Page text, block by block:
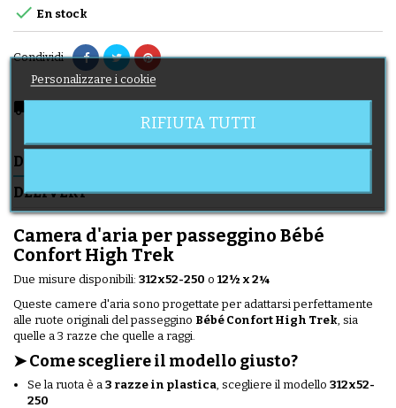
 En stock
Condividi
local_shipping
DESCRIZIONE
DELIVERY
Camera d'aria per passeggino Bébé
Confort High Trek
Due misure disponibili: 312x52-250 o 12½ x 2¼
Queste camere d'aria sono progettate per adattarsi perfettamente
alle ruote originali del passeggino Bébé Confort High Trek , sia
quelle a 3 razze che quelle a raggi.
➤ Come scegliere il modello giusto?
Se la ruota è a 3 razze in plastica , scegliere il modello 312x52-
250
Personalizzare i cookie
RIFIUTA TUTTI